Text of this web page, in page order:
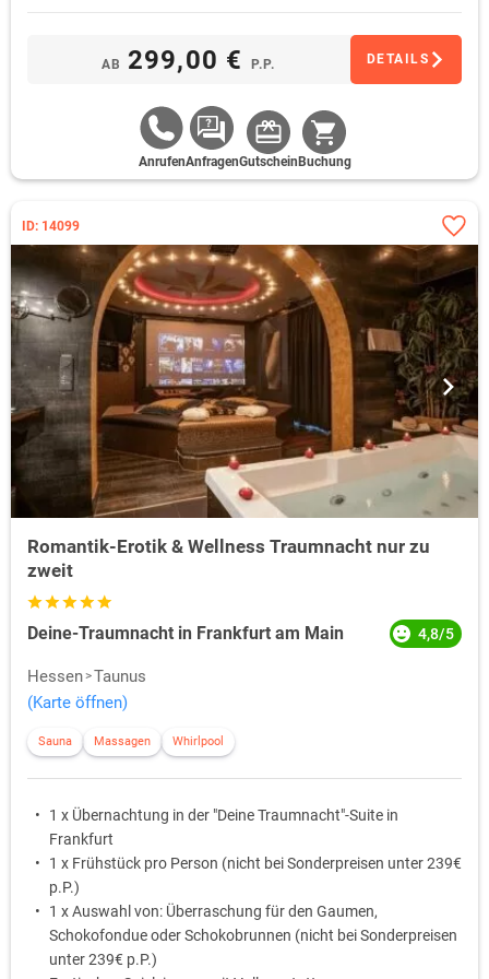
AB 299,00 € P.P. DETAILS
AnrufenAnfragenGutschein Buchung
ID: 14099
Romantik-Erotik & Wellness Traumnacht nur zu
zweit
Deine-Traumnacht in Frankfurt am Main 4,8/5
Hessen Taunus
(Karte öffnen)
Sauna Massagen Whirlpool
1 x Übernachtung in der "Deine Traumnacht"-Suite in
Frankfurt
1 x Frühstück pro Person (nicht bei Sonderpreisen unter 239€
p.P.)
1 x Auswahl von: Überraschung für den Gaumen,
Schokofondue oder Schokobrunnen (nicht bei Sonderpreisen
unter 239€ p.P.)